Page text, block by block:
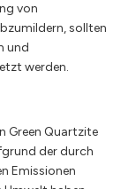
von
sollten
und
werden.
Green Quartzite
der durch
Emissionen